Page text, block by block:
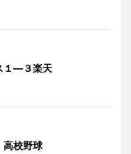
１―３楽天
校野球